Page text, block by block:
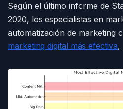
Según el último informe de
2020, los especialistas en
automatización de marketing
marketing digital más efectiva,